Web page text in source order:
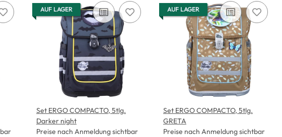
AUF LAGER
Set ERGO COMPACTO, 5tlg.
Darker night
Preise nach Anmeldung sichtbar
AUF LAGER
Set ERGO COMPACTO, 5tlg.
GRETA
Preise nach Anmeldung sichtbar